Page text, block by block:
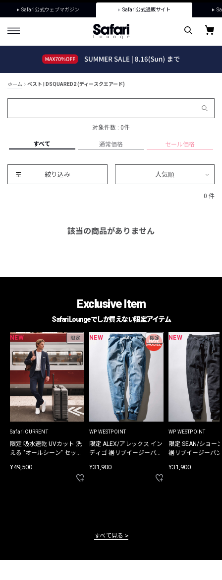
Safari公式ウェブマガジン Safari公式通販サイト
ホーム ベスト | DSQUARED2 (ディースクエアード)
対象件数 : 0件
すべて 通常価格 セール価格
絞り込み 人気順
0 件
該当の商品がありません
Exclusive Item
Safari Loungeでしか買えない限定アイテム
NEW 限定
Safari CURRENT
限定 吸水速乾 UVカット 洗
える "オールシーン" セット
¥49,500
NEW 限定
WP WESTPOINT
限定 ALEX/アレックス イン
ディゴ 裾リブイージーパン
¥31,900
NEW
WP WESTPOINT
限定 SEAN/ショー
裾リブイージーパ
¥31,900
すべて見る